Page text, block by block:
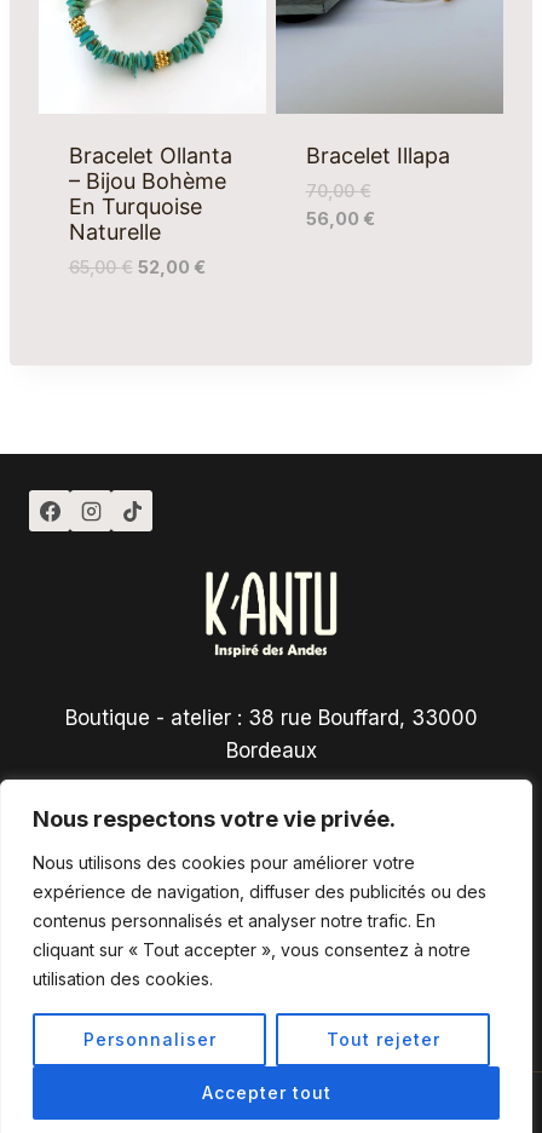
Nous respectons votre vie privée.
Nous utilisons des cookies pour améliorer votre
expérience de navigation, diffuser des publicités ou des
contenus personnalisés et analyser notre trafic. En
cliquant sur « Tout accepter », vous consentez à notre
utilisation des cookies.
Personnaliser Tout rejeter
Accepter tout
Bracelet Ollanta
– Bijou Bohème
En Turquoise
Naturelle
65,00€ 52,00 €
Bracelet Illapa
70,00€
56,00 €
Boutique - atelier : 38 rue Bouffard, 33000
Bordeaux
Conditions générales de vente